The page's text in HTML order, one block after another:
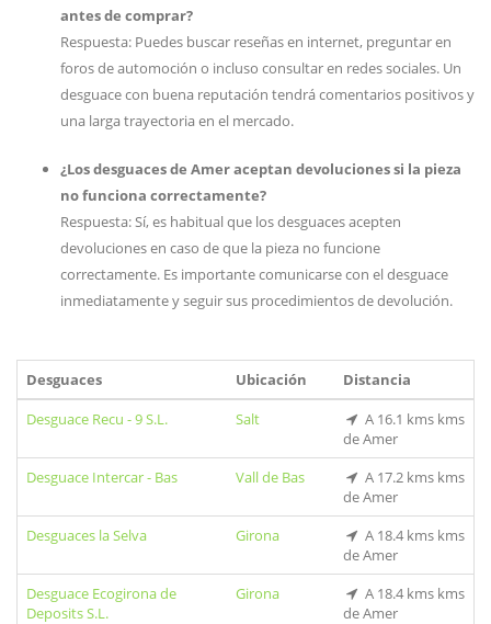
antes de comprar?
Respuesta: Puedes buscar reseñas en internet, preguntar en
foros de automoción o incluso consultar en redes sociales. Un
desguace con buena reputación tendrá comentarios positivos y
una larga trayectoria en el mercado.
¿Los desguaces de Amer aceptan devoluciones si la pieza
no funciona correctamente?
Respuesta: Sí, es habitual que los desguaces acepten
devoluciones en caso de que la pieza no funcione
correctamente. Es importante comunicarse con el desguace
inmediatamente y seguir sus procedimientos de devolución.
Desguaces Ubicación
Distancia
Desguace Recu - 9 S.L.
Salt
A 16.1 kms kms
de Amer
Desguace Intercar - Bas
Vall de Bas
A 17.2 kms kms
de Amer
Desguaces la Selva
Girona
A 18.4 kms kms
de Amer
Desguace Ecogirona de
Deposits S.L.
Girona
A 18.4 kms kms
de Amer